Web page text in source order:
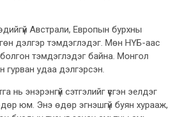
Австрали, Европын бурхны
дэлгэр тэмдэглэдэг. Мөн НҮБ-аас
тэмдэглэдэг байна. Монгол
удаа дэлгэрсэн.
нь энэрэнгүй сэтгэлийг үүсгэн эелдэг
юм. Энэ өдөр эгнэшгүй буян хурааж,